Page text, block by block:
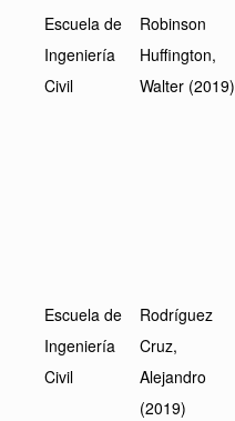
Escuela de
Ingeniería
Civil
Robinson
Huffington,
Walter (2019)
Escuela de
Ingeniería
Civil
Rodríguez
Cruz,
Alejandro
(2019)